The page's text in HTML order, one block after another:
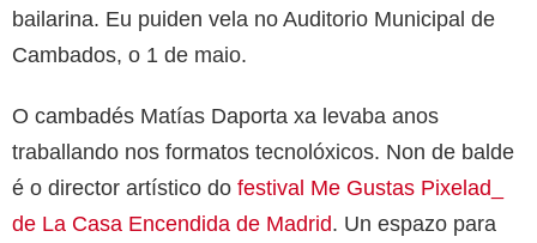
bailarina. Eu puiden vela no Auditorio Municipal de
Cambados, o 1 de maio.
O cambadés Matías Daporta xa levaba anos
traballando nos formatos tecnolóxicos. Non de balde
é o director artístico do festival Me Gustas Pixelad_
de La Casa Encendida de Madrid. Un espazo para